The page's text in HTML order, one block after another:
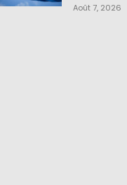
Août 7, 2026